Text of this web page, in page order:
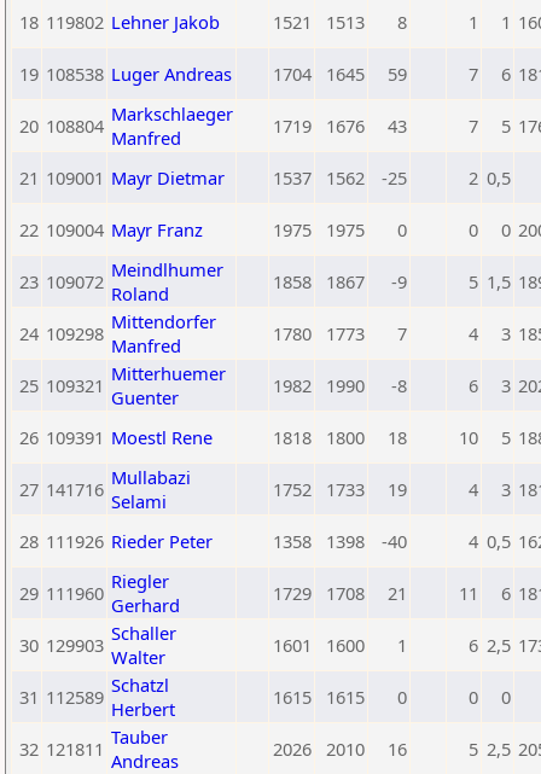
18 119802 Lehner Jakob 1521 1513 8 1 1
19 108538 Luger Andreas 1704 1645 59 7 6
20 108804 Markschlaeger
Manfred
1719 1676 43 7 5
21 109001 Mayr Dietmar 1537 1562 -25 2 0,5
22 109004 Mayr Franz 1975 1975 0 0 0
23 109072 Meindlhumer
Roland
1858 1867 -9 5 1,5
24 109298 Mittendorfer
Manfred
1780 1773 7 4 3
25 109321 Mitterhuemer
Guenter
1982 1990 -8 6 3
26 109391 Moestl Rene 1818 1800 18 10 5
27 141716 Mullabazi
Selami
1752 1733 19 4 3
28 111926 Rieder Peter 1358 1398 -40 4 0,5
29 111960 Riegler
Gerhard
1729 1708 21 11 6
30 129903 Schaller
Walter
1601 1600 1 6 2,5
31 112589 Schatzl
Herbert
1615 1615 0 0 0
32 121811 Tauber
Andreas
2026 2010 16 5 2,5